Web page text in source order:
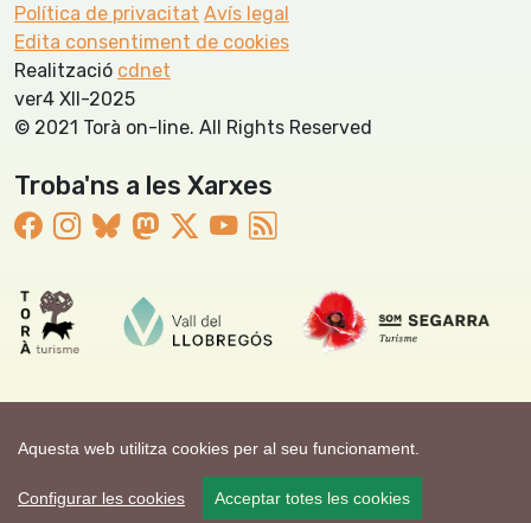
Aquesta web utilitza cookies per al seu funcionament.
Configurar les cookies Acceptar totes les cookies
Política de privacitat Avís legal
Edita consentiment de cookies
Realització cdnet
ver4 XII-2025
© 2021 Torà on-line. All Rights Reserved
Troba'ns a les Xarxes